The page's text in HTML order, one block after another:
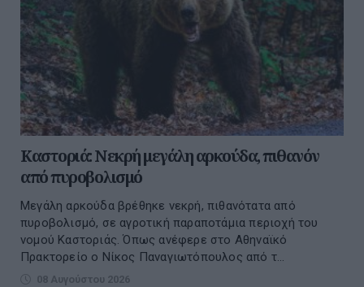
Καστοριά: Νεκρή μεγάλη αρκούδα, πιθανόν
από πυροβολισμό
Μεγάλη αρκούδα βρέθηκε νεκρή, πιθανότατα από
πυροβολισμό, σε αγροτική παραποτάμια περιοχή του
νομού Καστοριάς. Όπως ανέφερε στο Αθηναϊκό
Πρακτορείο ο Νίκος Παναγιωτόπουλος από τ...
08 Αυγούστου 2026